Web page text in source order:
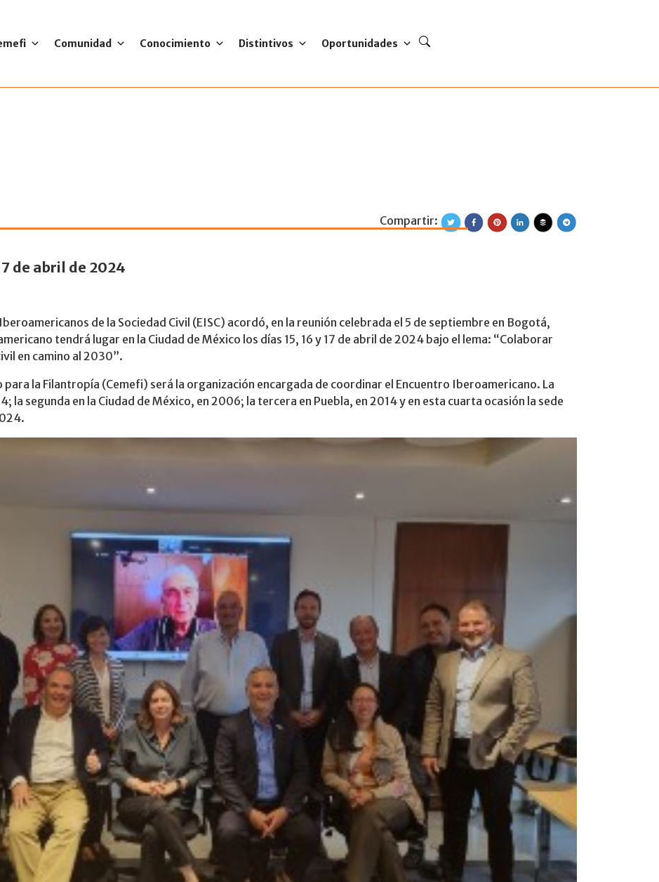
Comunidad Conocimiento Distintivos Oportunidades
el próximo Encuentro
Compartir:
de abril de 2024
de la Sociedad Civil (EISC) acordó, en la reunión celebrada el 5 de septiembre en Bogotá,
tendrá lugar en la Ciudad de México los días 15, 16 y 17 de abril de 2024 bajo el lema: “Colaborar
en camino al 2030”.
la Filantropía (Cemefi) será la organización encargada de coordinar el Encuentro Iberoamericano. La
la segunda en la Ciudad de México, en 2006; la tercera en Puebla, en 2014 y en esta cuarta ocasión la sede